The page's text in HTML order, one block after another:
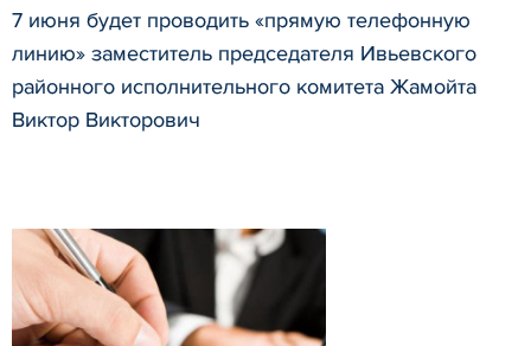
7 июня будет проводить «прямую телефонную
линию» заместитель председателя Ивьевского
районного исполнительного комитета Жамойта
Виктор Викторович